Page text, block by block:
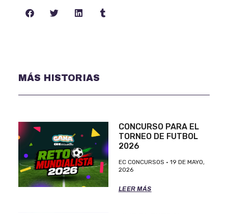
MÁS HISTORIAS
CONCURSO PARA EL
TORNEO DE FUTBOL
2026
EC CONCURSOS
19 DE MAYO,
2026
LEER MÁS